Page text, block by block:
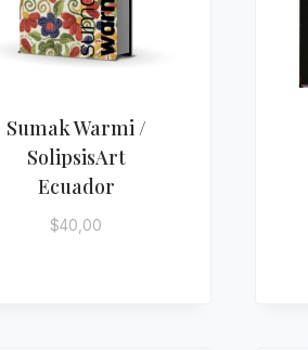
Sumak Warmi /
SolipsisArt
Ecuador
$40,00